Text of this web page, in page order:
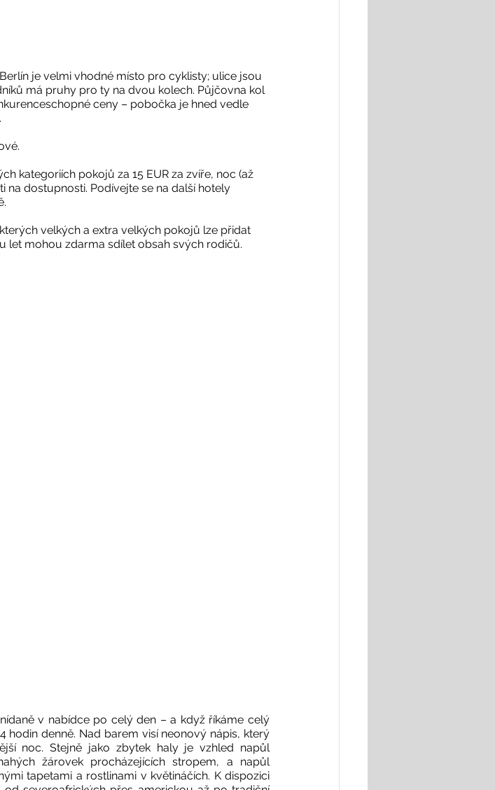
je velmi vhodné místo pro cyklisty; ulice jsou
má pruhy pro ty na dvou kolech. Půjčovna kol
ceny – pobočka je hned vedle
kategoriích pokojů za 15 EUR za zvíře, noc (až
na dostupnosti. Podívejte se na další hotely
velkých a extra velkých pokojů lze přidat
let mohou zdarma sdílet obsah svých rodičů.
v nabídce po celý den – a když říkáme celý
denně. Nad barem visí neonový nápis, který
noc. Stejně jako zbytek haly je vzhled napůl
žárovek procházejících stropem, a napůl
tapetami a rostlinami v květináčích. K dispozici